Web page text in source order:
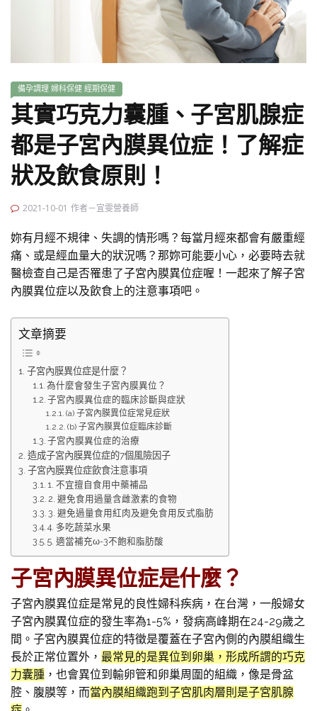
備孕調理 婦科保健 經期保健
其實巧克力囊腫、子宮肌腺症
都是子宮內膜異位症！了解症
狀及飲食原則！
2021-10-01 作者－宜雯營養師
妳有月經不規律、失調的情形嗎？每當月經來都會有嚴重經
痛、或是經血量大的狀況嗎？那妳可能要小心，必要時去就
醫檢查自己是否罹患了子宮內膜異位症喔！一起來了解子宮
內膜異位症以及飲食上的注意事項吧。
文章摘要
子宮內膜異位症是什麼？
為什麼會發生子宮內膜異位？
子宮內膜異位症的臨床診斷與症狀
(a) 子宮內膜異位症常見症狀
(b) 子宮內膜異位症臨床診斷
子宮內膜異位症的治療
造成子宮內膜異位症的7個風險因子
子宮內膜異位症飲食注意事項
1. 不宜擅自食用中藥補品
2. 避免食用過量含雌激素的食物
3. 避免過量食用紅肉及避免食用反式脂肪
4. 多吃蔬菜水果
5. 適當補充ω-3不飽和脂肪酸
子宮內膜異位症是什麼？
子宮內膜異位症是常見的良性婦科疾病，在台灣，一般婦女
子宮內膜異位症的發生率為1-5%，發病高峰期在24-29歲之
間。子宮內膜異位症的特徵是覆蓋在子宮內側的內膜組織生
長於正常位置外， 最常見的是異位到卵巢，形成所謂的巧克
力囊腫 ，也會異位到輸卵管和卵巢周圍的組織，像是骨盆
腔、腹膜等，而當內膜組織跑到子宮肌肉層則是子宮肌腺